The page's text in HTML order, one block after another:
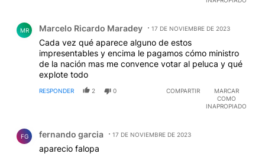
MR Marcelo Ricardo Maradey 17 DE NOVIEMBRE DE 2023
Cada vez qué aparece alguno de estos
impresentables y encima le pagamos cómo ministro
de la nación mas me convence votar al peluca y qué
explote todo
RESPONDER 2 0 COMPARTIR
MARCAR
COMO
INAPROPIADO
FG fernando garcia 17 DE NOVIEMBRE DE 2023
aparecio falopa